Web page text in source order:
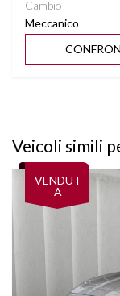
Cambio
Meccanico
Veicoli simili
VENDUT
A
Vedi dettagli